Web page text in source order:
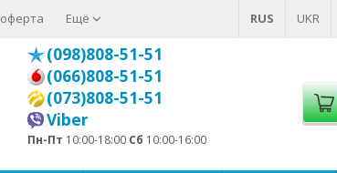
RUS UKR
Ещё
(098)808-51-51
(066)808-51-51
(073)808-51-51
Viber
Пн-Пт 10:00-18:00 Сб 10:00-16:00